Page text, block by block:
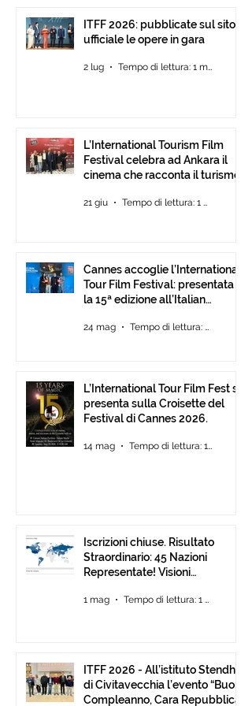
PavilionITFF 2026: pubblicate sul sito
ufficiale le opere in gara
2 lug Tempo di lettura: 1 min
L’International Tourism Film
Festival celebra ad Ankara il
cinema che racconta il turismo.
21 giu Tempo di lettura: 1 min
Cannes accoglie l’International
Tour Film Festival: presentata
la 15ª edizione all’Italian
24 mag Tempo di lettura: 2 min
L’International Tour Film Fest si
presenta sulla Croisette del
Festival di Cannes 2026.
14 mag Tempo di lettura: 1 min
Iscrizioni chiuse. Risultato
Straordinario: 45 Nazioni
Representate! Visioni
Fino al 30 Giugno
1 mag Tempo di lettura: 1 min
ITFF 2026 - All’istituto Stendhal
di Civitavecchia l’evento “Buon
Compleanno, Cara Repubblica”